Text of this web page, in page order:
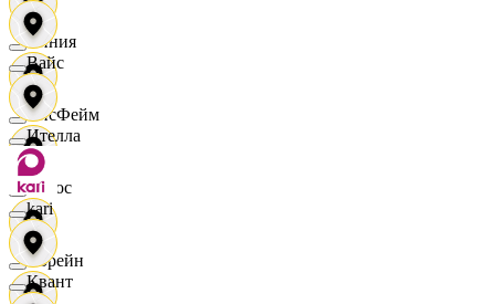
Линия
ЛисФейм
Логос
Лорейн
Вайс
Ителла
kari
Квант